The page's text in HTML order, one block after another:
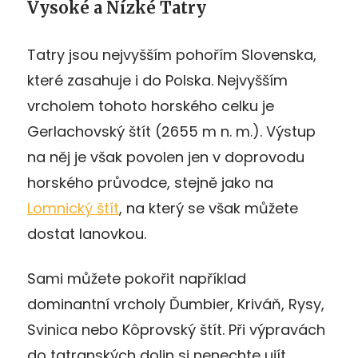
Vysoké a Nízké Tatry
Tatry jsou nejvyšším pohořím Slovenska,
které zasahuje i do Polska. Nejvyšším
vrcholem tohoto horského celku je
Gerlachovský štít (2655 m n. m.). Výstup
na něj je však povolen jen v doprovodu
horského průvodce, stejně jako na
Lomnický štít, na který se však můžete
dostat lanovkou.
Sami můžete pokořit například
dominantní vrcholy Ďumbier, Kriváň, Rysy,
Svinica nebo Kôprovský štít. Při výpravách